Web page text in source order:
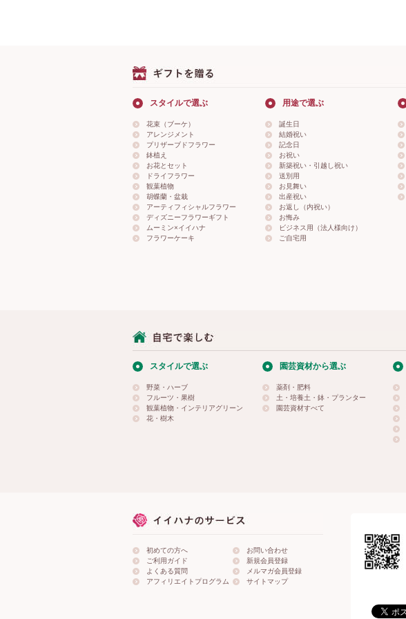
スタイルで選ぶ
花束（ブーケ）
アレンジメント
プリザーブドフラワー
鉢植え
お花とセット
ドライフラワー
観葉植物
胡蝶蘭・盆栽
アーティフィシャルフラワー
ディズニーフラワーギフト
ムーミン×イイハナ
フラワーケーキ
用途で選ぶ
誕生日
結婚祝い
記念日
お祝い
新築祝い・引越し祝い
送別用
お見舞い
出産祝い
お返し（内祝い）
お悔み
ビジネス用（法人様向け）
ご自宅用
スタイルで選ぶ
野菜・ハーブ
フルーツ・果樹
観葉植物・インテリアグリーン
花・樹木
園芸資材から選ぶ
薬剤・肥料
土・培養土・鉢・プランター
園芸資材すべて
初めての方へ
お問い合わせ
ご利用ガイド
新規会員登録
よくある質問
メルマガ会員登録
アフィリエイトプログラム
サイトマップ